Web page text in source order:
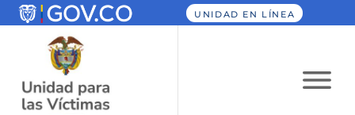
UNIDAD EN LÍNEA